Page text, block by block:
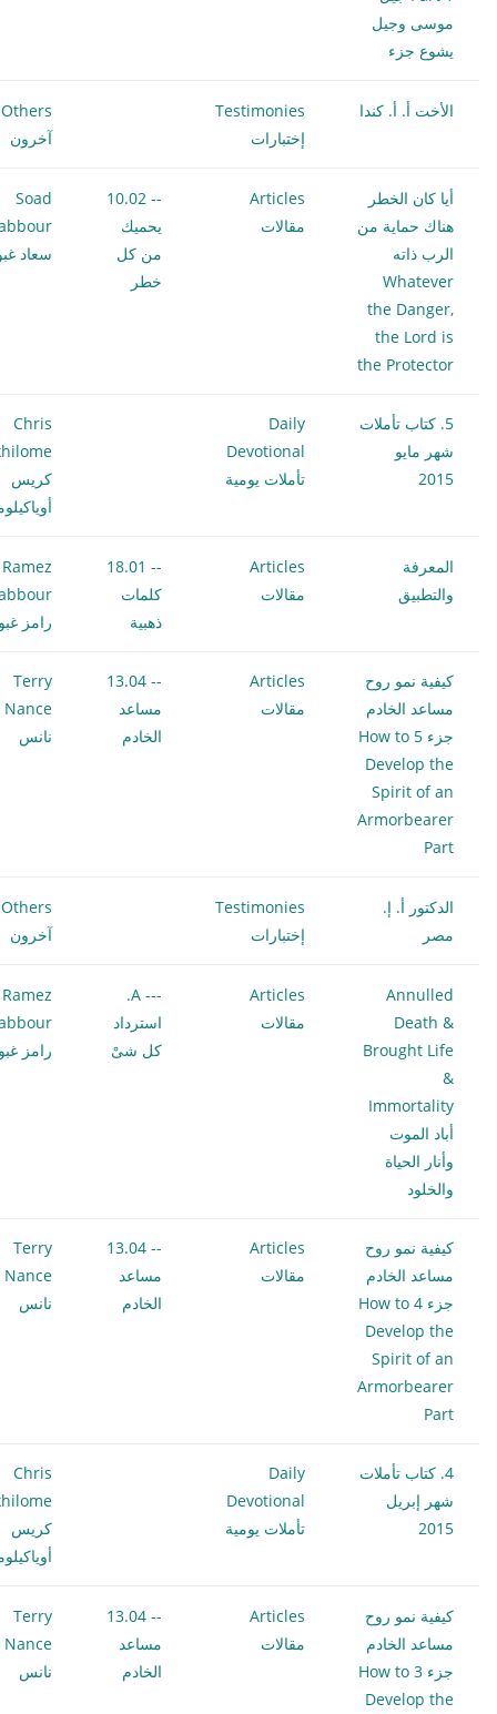
موسى وجيل
يشوع جزء
الأخت أ. أ. كندا
Testimonies
إختبارات
Others
آخرون
أيا كان الخطر
هناك حماية من
الرب ذاته
Whatever
the Danger,
the Lord is
the Protector
Articles
مقالات
-- 10.02
يحميك
من كل
خطر
Soad
سعاد
5. كتاب تأملات
شهر مايو
2015
Daily
Devotional
تأملات يومية
Chris
كريس
المعرفة
والتطبيق
Articles
مقالات
-- 18.01
كلمات
ذهبية
Ramez
رامز
كيفية نمو روح
مساعد الخادم
جزء 5 How to
Develop the
Spirit of an
Armorbearer
Part
Articles
مقالات
-- 13.04
مساعد
الخادم
Terry
نانس
الدكتور أ. إ.
مصر
Testimonies
إختبارات
Others
آخرون
Annulled
Death &
Brought Life
&
Immortality
أباد الموت
وأنار الحياة
والخلود
Articles
مقالات
--- A.
استرداد
كل شىْ
Ramez
رامز
كيفية نمو روح
مساعد الخادم
جزء 4 How to
Develop the
Spirit of an
Armorbearer
Part
Articles
مقالات
-- 13.04
مساعد
الخادم
Terry
نانس
4. كتاب تأملات
شهر إبريل
2015
Daily
Devotional
تأملات يومية
Chris
كريس
كيفية نمو روح
مساعد الخادم
جزء 3 How to
Develop the
Articles
مقالات
-- 13.04
مساعد
الخادم
Terry
نانس